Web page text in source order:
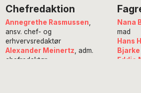
Chefredaktion
Annegrethe Rasmussen
ansv. chef- og
erhvervsredaktør
Alexander Meinertz , adm.
chefredaktør
Nana
mad
Hans
Eddie